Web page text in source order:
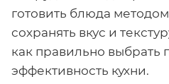
готовить блюда
сохранять вкус и
как правильно выбрать
эффективность кухни.